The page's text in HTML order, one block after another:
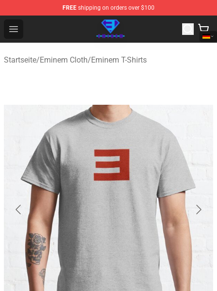
FREE shipping on orders over $100
Open menu
Eminem Store - Official Eminem Merchandise Shop
Startseite/Eminem Cloth/Eminem T-Shirts